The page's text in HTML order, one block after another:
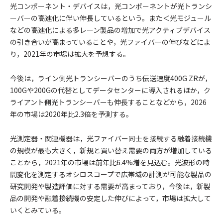
光コンポーネント・デバイスは，光コンポーネントが光トランシ
ーバーの高速化に伴い伸長しているという。また＜光モジュール
などの高速化による多レーン製品の増加で光アクティブデバイス
の引き合いが高まっていることや，光ファイバーの伸びなどによ
り，2021年の市場は拡大を予想する。
今後は，ライン側光トランシーバーのうち伝送速度400G ZRが，
100Gや200Gの代替としてデータセンターに導入されるほか，ク
ライアント側光トランシーバーも伸長することなどから，2026
年の市場は2020年比2.3倍を予測する。
光測定器・関連機器は，光ファイバー同士を接続する融着接続機
の規模が最も大きく，新規と買い替え需要の両方が増加している
ことから，2021年の市場は前年比6.4%増を見込む。光波形の時
間変化を測定するオシロスコープで広帯域の計測が可能な製品の
研究開発や製造評価に対する需要が高まっており，今後は，新製
品の開発や融着接続機の安定した伸びによって，市場は拡大して
いくとみている。